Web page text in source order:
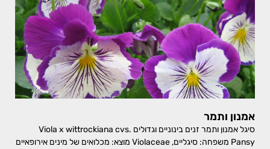
אמנון ותמר
סיגל אמנון ותמר זנים בינוניים וגדולים Viola x wittrockiana cvs.
Pansy משפחה: סיגליים, Violaceae מוצא: מכלואים של מינים אירופאיים